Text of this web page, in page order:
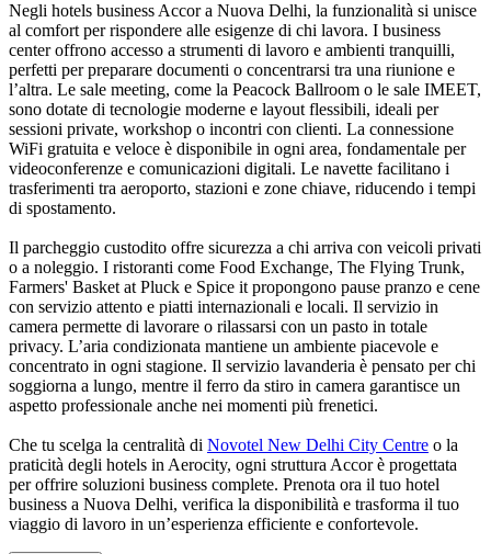
Negli hotels business Accor a Nuova Delhi, la funzionalità si unisce
al comfort per rispondere alle esigenze di chi lavora. I business
center offrono accesso a strumenti di lavoro e ambienti tranquilli,
perfetti per preparare documenti o concentrarsi tra una riunione e
l’altra. Le sale meeting, come la Peacock Ballroom o le sale IMEET,
sono dotate di tecnologie moderne e layout flessibili, ideali per
sessioni private, workshop o incontri con clienti. La connessione
WiFi gratuita e veloce è disponibile in ogni area, fondamentale per
videoconferenze e comunicazioni digitali. Le navette facilitano i
trasferimenti tra aeroporto, stazioni e zone chiave, riducendo i tempi
di spostamento.
Il parcheggio custodito offre sicurezza a chi arriva con veicoli privati
o a noleggio. I ristoranti come Food Exchange, The Flying Trunk,
Farmers' Basket at Pluck e Spice it propongono pause pranzo e cene
con servizio attento e piatti internazionali e locali. Il servizio in
camera permette di lavorare o rilassarsi con un pasto in totale
privacy. L’aria condizionata mantiene un ambiente piacevole e
concentrato in ogni stagione. Il servizio lavanderia è pensato per chi
soggiorna a lungo, mentre il ferro da stiro in camera garantisce un
aspetto professionale anche nei momenti più frenetici.
Che tu scelga la centralità di Novotel New Delhi City Centre o la
praticità degli hotels in Aerocity, ogni struttura Accor è progettata
per offrire soluzioni business complete. Prenota ora il tuo hotel
business a Nuova Delhi, verifica la disponibilità e trasforma il tuo
viaggio di lavoro in un’esperienza efficiente e confortevole.